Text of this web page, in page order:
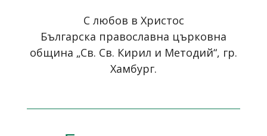
С любов в Христос
Българска православна църковна
община „Св. Св. Кирил и Методий“, гр.
Хамбург.